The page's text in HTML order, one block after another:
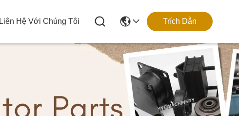
Liên Hệ Với Chúng Tôi Trích Dẫn